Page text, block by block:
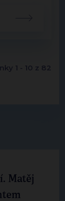
Matěj
1 - 10 z 82